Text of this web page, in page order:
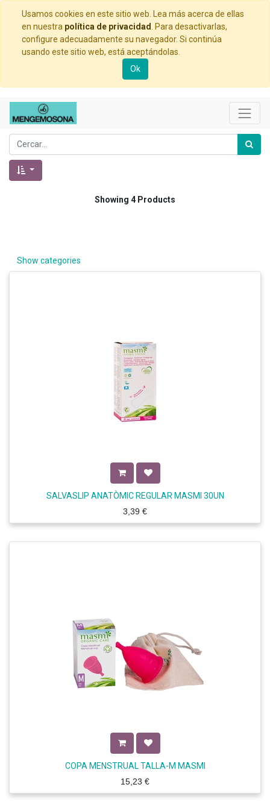
Usamos cookies en este sitio web. Lea más acerca de ellas
en nuestra política de privacidad
. Para desactivarlas,
configure adecuadamente su navegador. Si continúa
usando este sitio web, está aceptándolas.
Ok
Showing 4 Products
Show categories
SALVASLIP ANATÒMIC REGULAR MASMI 30UN
3,39 €
COPA MENSTRUAL TALLA-M MASMI
15,23 €